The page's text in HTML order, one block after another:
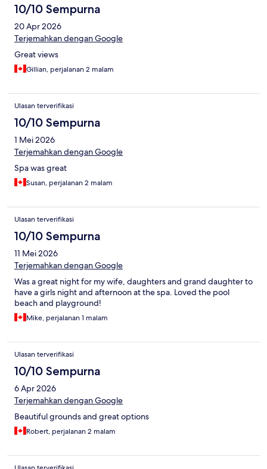
10/10 Sempurna
20 Apr 2026
Terjemahkan dengan Google
Great views
Gillian, perjalanan 2 malam
Ulasan terverifikasi
10/10 Sempurna
1 Mei 2026
Terjemahkan dengan Google
Spa was great
Susan, perjalanan 2 malam
Ulasan terverifikasi
10/10 Sempurna
11 Mei 2026
Terjemahkan dengan Google
Was a great night for my wife, daughters and grand daughter to
have a girls night and afternoon at the spa. Loved the pool
beach and playground!
Mike, perjalanan 1 malam
Ulasan terverifikasi
10/10 Sempurna
6 Apr 2026
Terjemahkan dengan Google
Beautiful grounds and great options
Robert, perjalanan 2 malam